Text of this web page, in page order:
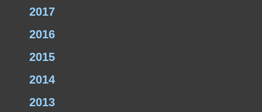
2017
2016
2015
2014
2013